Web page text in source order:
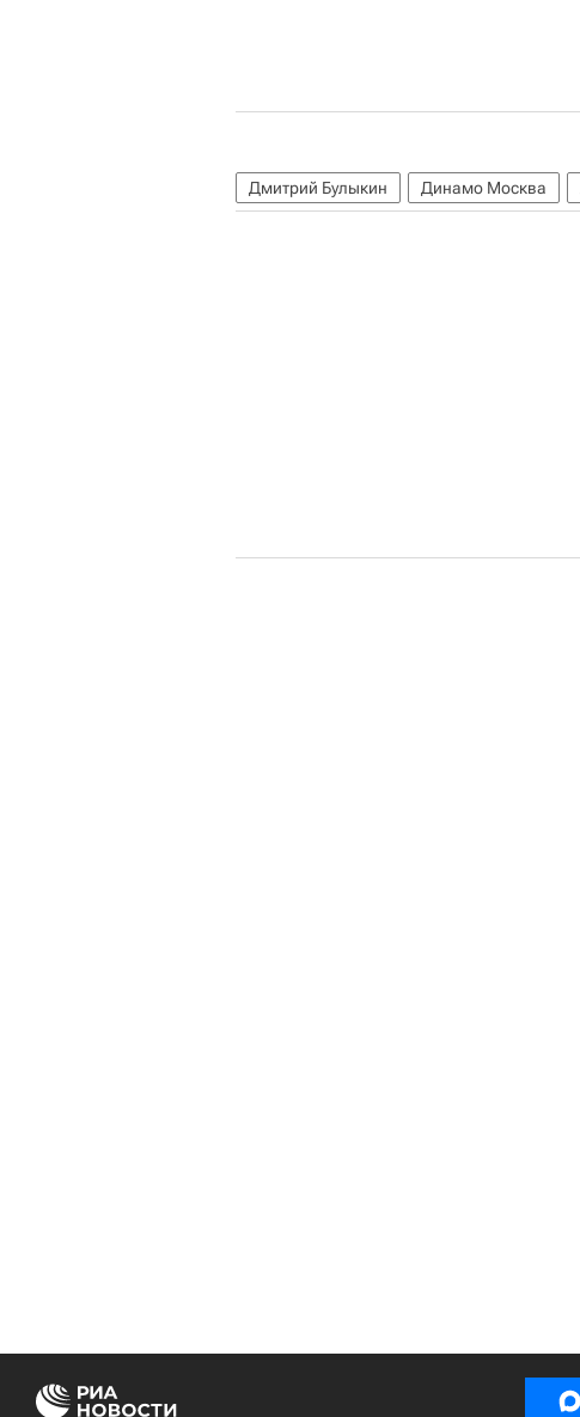
Дмитрий Булыкин Динамо Москва